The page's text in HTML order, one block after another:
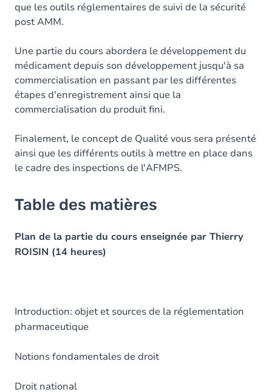
que les outils réglementaires de suivi de la sécurité
post AMM.
Une partie du cours abordera le développement du
médicament depuis son développement jusqu'à sa
commercialisation en passant par les différentes
étapes d'enregistrement ainsi que la
commercialisation du produit fini.
Finalement, le concept de Qualité vous sera présenté
ainsi que les différents outils à mettre en place dans
le cadre des inspections de l'AFMPS.
Table des matières
Plan de la partie du cours enseignée par Thierry
ROISIN (14 heures)
Introduction: objet et sources de la réglementation
pharmaceutique
Notions fondamentales de droit
Droit national